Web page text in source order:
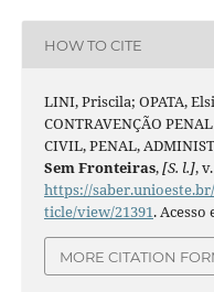
HOW TO CITE
LINI, Priscila; OPATA,
CONTRAVENÇÃO
CIVIL, PENAL,
Sem Fronteiras,[S. l.],
https://
ticle/view/21391. Acesso
MORE CITATION